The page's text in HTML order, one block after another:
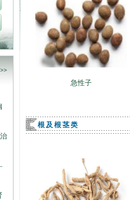
急性子
根及根茎类